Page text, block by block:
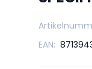
EAN: